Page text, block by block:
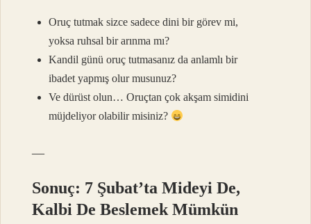
Oruç tutmak sizce sadece dini bir görev mi,
yoksa ruhsal bir arınma mı?
Kandil günü oruç tutmasanız da anlamlı bir
ibadet yapmış olur musunuz?
Ve dürüst olun… Oruçtan çok akşam simidini
müjdeliyor olabilir misiniz?
—
Sonuç: 7 Şubat’ta Mideyi De,
Kalbi De Beslemek Mümkün